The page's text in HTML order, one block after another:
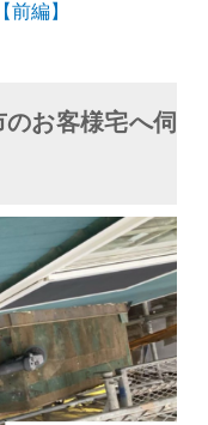
編】
お客様宅へ伺